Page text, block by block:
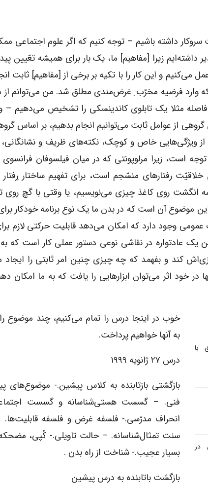
سروکار داشته باشیم – توجه کنیم که اگر علوم
داشته‌ایم زیرا [مفاهیم] ما، یک بار برای همیشه تعّیین
و این کار را با تکیه بر برخی از [مفاهیم] ثابت
وارد فرضیه مخرّب ِ غرض‌مندی مطلق شد. من می‌توانم از
مثلا یک تابلوی کاندینسکی را تشخیص می‌دهیم
از عوامل ثابت می‌توانیم انجام بدهیم، بر اساس گروهی
از ویژگی‌هایی خاص و کوچک، نکته‌های ظریف و
است، زیرا مرلوپونتی که در میان فیلسوفان فرانسوی
رفتارهای منسّجم است، برای تفهیم ساختار ِرفتار
انگشت روی کاغذ چیزی می‌نویسیم، یا وقتی با گچ روی
موضوع آن است که در بدن ما یک نوع برنامه خودکار
وجود دارد که امکان می‌دهد قابلیت حرکتی لازم
ایجاد کنیم» (۱) به نظر من یک عادتواره در نقاشی نوعی دستور عملی
کند و بفهمد که چه چیزی چنین امر ثابتی را
در خود اثر می‌توان ابزارهایی را یافت که به ما امکان
با
در
خوب در اینجا درس را تمام می‌کنیم، چند موضوع
به آنها خواهیم پرداخت.
درس ۲۷ ژانویه ۱۹۹۹
بازگشتی بازتابنده به کلاس پیشین.-
فنی. – گسست هستی‌شناسانه و گسست
انحراف مدرّسی.- فلسفه غرض و فلسفه قابلیت‌ها.
سنت تمثال‌شناسانه. – حالت تاویلی.- کُپی،
بسیار عجیب.- شناخت از راه بدن .
بازگشت باتابنده به درس پیشین